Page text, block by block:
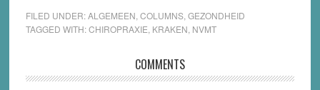
FILED UNDER:ALGEMEEN COLUMNS, GEZONDHEID
TAGGED WITH:CHIROPRAXIE KRAKEN NVMT
COMMENTS